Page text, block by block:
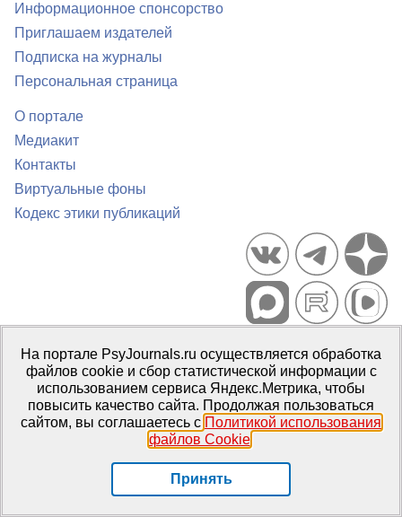
Информационное спонсорство
Приглашаем издателей
Подписка на журналы
Персональная страница
О портале
Медиакит
Контакты
Виртуальные фоны
Кодекс этики публикаций
Портал психологических изданий PsyJournals.ru, 2007–2026
Правила использования материалов
Свидетельство регистрации СМИЭл № ФС77-66447 от 14 июля
2016 г.
Издатель: ФГБОУ ВО МГППУ
На портале PsyJournals.ru осуществляется обработка
файлов cookie и сбор статистической информации с
использованием сервиса Яндекс.Метрика, чтобы
повысить качество сайта. Продолжая пользоваться
сайтом, вы соглашаетесь с Политикой использования
файлов Cookie.
Принять